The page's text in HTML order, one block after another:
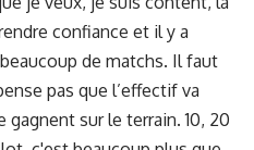
confiance et il y a
de matchs. Il faut
pas que l’effectif va
sur le terrain. 10, 20